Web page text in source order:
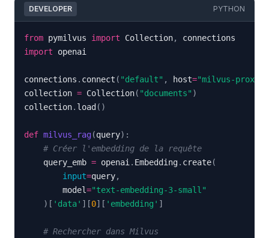
DEVELOPER PYTHON
from pymilvus import Collection,
import
connections . connect ( "default" , host="milvus-proxy"
collection = Collection( "documents" )
collection. load ( )
def milvus_rag(query) :
# Créer l'embedding de la requête
    query_emb
= openai . Embedding. create(
input=query,
        model
="text-embedding-3-small"
) [ 'data' ] [0] [ 'embedding' ]
# Rechercher dans Milvus